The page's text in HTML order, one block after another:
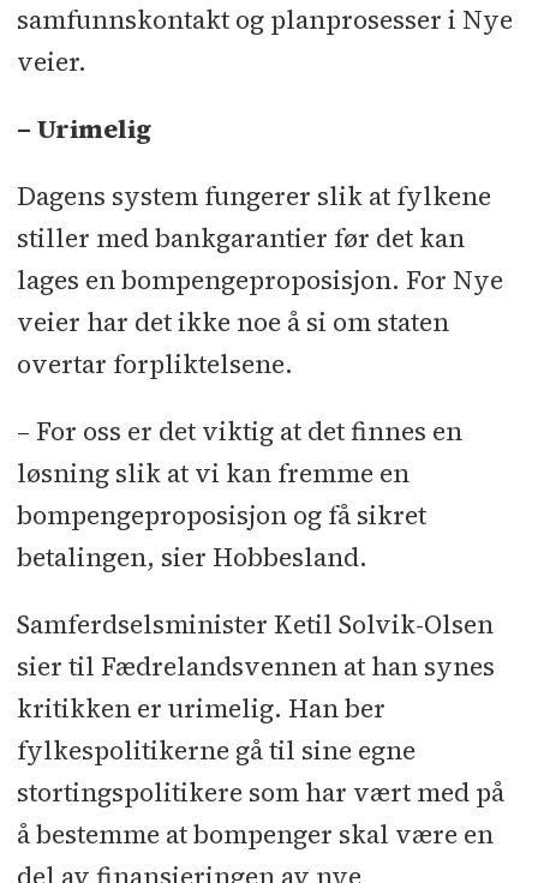
samfunnskontakt og planprosesser i Nye
veier.
– Urimelig
Dagens system fungerer slik at fylkene
stiller med bankgarantier før det kan
lages en bompengeproposisjon. For Nye
veier har det ikke noe å si om staten
overtar forpliktelsene.
– For oss er det viktig at det finnes en
løsning slik at vi kan fremme en
bompengeproposisjon og få sikret
betalingen, sier Hobbesland.
Samferdselsminister Ketil Solvik-Olsen
sier til Fædrelandsvennen at han synes
kritikken er urimelig. Han ber
fylkespolitikerne gå til sine egne
stortingspolitikere som har vært med på
å bestemme at bompenger skal være en